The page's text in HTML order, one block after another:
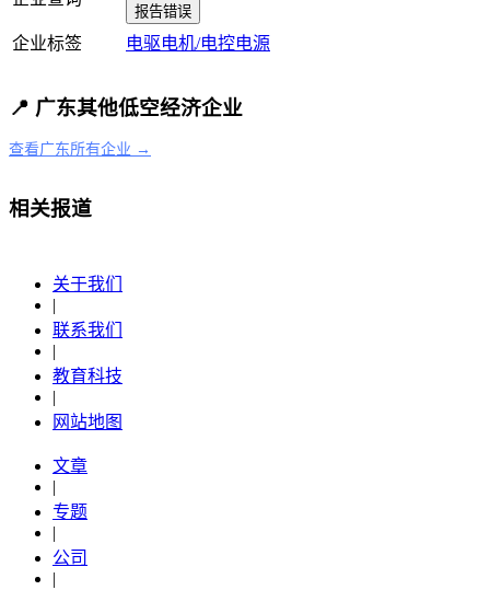
报告错误
企业标签 电驱电机/电控电源
📍 广东其他低空经济企业
查看广东所有企业 →
相关报道
关于我们
|
联系我们
|
教育科技
|
网站地图
文章
|
专题
|
公司
|